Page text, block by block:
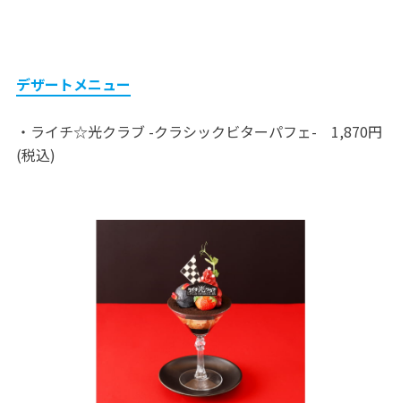
デザートメニュー
・ライチ☆光クラブ -クラシックビターパフェ- 1,870円
(税込)